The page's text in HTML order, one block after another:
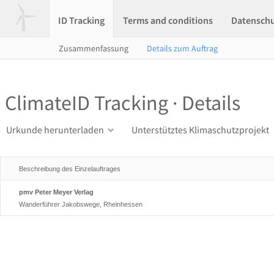
ID Tracking Terms and conditions
Zusammenfassung Details zum Auftrag
ClimateID Tracking · Details
Urkunde herunterladen Unterstütztes Klimaschutzprojekt
Beschreibung des Einzelauftrages
pmv Peter Meyer Verlag
Wanderführer Jakobswege, Rheinhessen